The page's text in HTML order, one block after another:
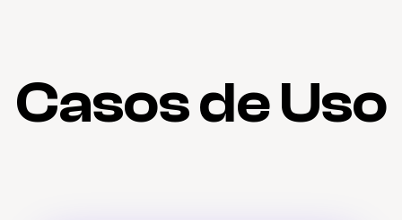
Casos de Uso